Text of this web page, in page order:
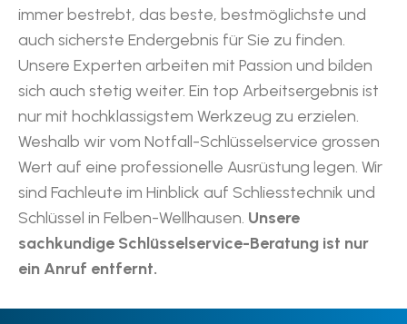
immer bestrebt, das beste, bestmöglichste und
auch sicherste Endergebnis für Sie zu finden.
Unsere Experten arbeiten mit Passion und bilden
sich auch stetig weiter. Ein top Arbeitsergebnis ist
nur mit hochklassigstem Werkzeug zu erzielen.
Weshalb wir vom Notfall-Schlüsselservice grossen
Wert auf eine professionelle Ausrüstung legen. Wir
sind Fachleute im Hinblick auf Schliesstechnik und
Schlüssel in Felben-Wellhausen. Unsere
sachkundige Schlüsselservice-Beratung ist nur
ein Anruf entfernt.